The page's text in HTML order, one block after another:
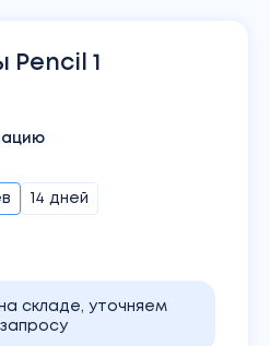
Pencil 1
14 дней
складе, уточняем